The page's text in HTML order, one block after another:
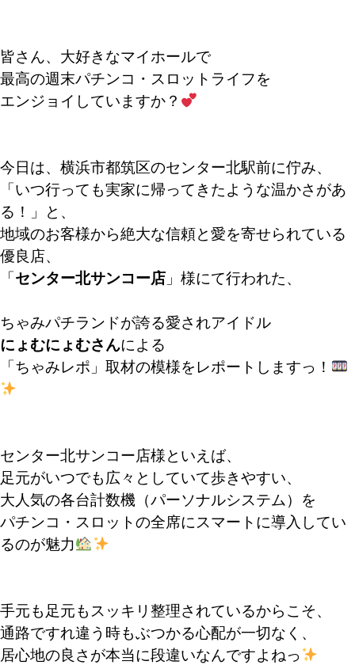
皆さん、大好きなマイホールで
最高の週末パチンコ・スロットライフを
エンジョイしていますか？
今日は、横浜市都筑区のセンター北駅前に佇み、
「いつ行っても実家に帰ってきたような温かさがあ
る！」と、
地域のお客様から絶大な信頼と愛を寄せられている
優良店、
「 センター北サンコー店 」様にて行われた、
ちゃみパチランドが誇る愛されアイドル
にょむにょむさんによる
「ちゃみレポ」取材の模様をレポートしますっ！
センター北サンコー店様といえば、
足元がいつでも広々としていて歩きやすい、
大人気の各台計数機（パーソナルシステム）を
パチンコ・スロットの全席にスマートに導入してい
るのが魅力
手元も足元もスッキリ整理されているからこそ、
通路ですれ違う時もぶつかる心配が一切なく、
居心地の良さが本当に段違いなんですよねっ